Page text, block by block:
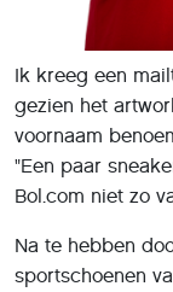
Ik kreeg een
gezien het
voornaam
"Een paar
Bol.com niet zo
Na te hebben
sportschoenen